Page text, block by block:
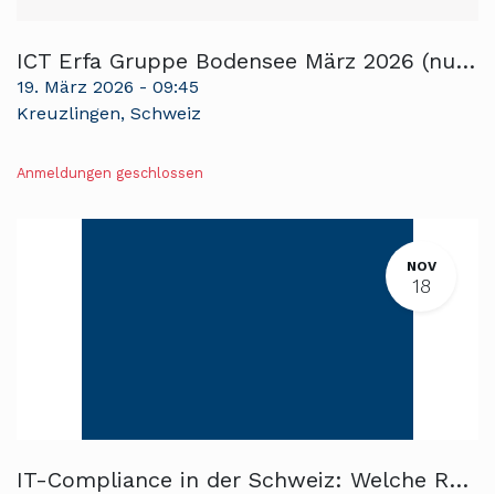
ICT Erfa Gruppe Bodensee März 2026 (nur für Mitglieder)
19. März 2026 - 09:45
Kreuzlingen, Schweiz
Anmeldungen geschlossen
NOV
18
IT-Compliance in der Schweiz: Welche Rahmenbedingungen betreffen mich in der IT